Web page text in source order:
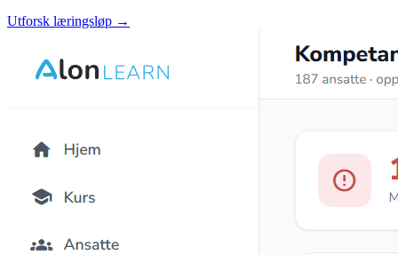
Utforsk læringsløp →